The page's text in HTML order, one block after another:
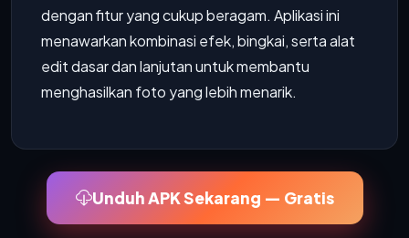
dengan fitur yang cukup beragam. Aplikasi ini
menawarkan kombinasi efek, bingkai, serta alat
edit dasar dan lanjutan untuk membantu
menghasilkan foto yang lebih menarik.
Unduh APK Sekarang — Gratis